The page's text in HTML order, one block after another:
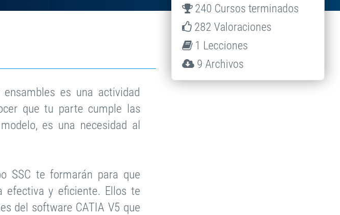
es una actividad
que tu parte cumple las
es una necesidad al
SSC te formarán para que
efectiva y eficiente. Ellos te
del software CATIA V5 que
240 Cursos terminados
282 Valoraciones
1 Lecciones
9 Archivos